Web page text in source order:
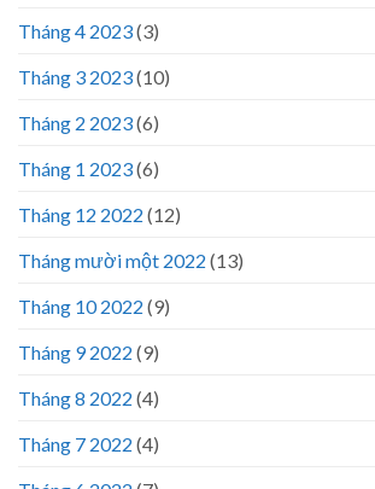
Tháng 4 2023(3)
Tháng 3 2023(10)
Tháng 2 2023(6)
Tháng 1 2023(6)
Tháng 12 2022 (12)
Tháng mười một 2022 (13)
Tháng 10 2022 (9)
Tháng 9 2022 (9)
Tháng 8 2022 (4)
Tháng 7 2022 (4)